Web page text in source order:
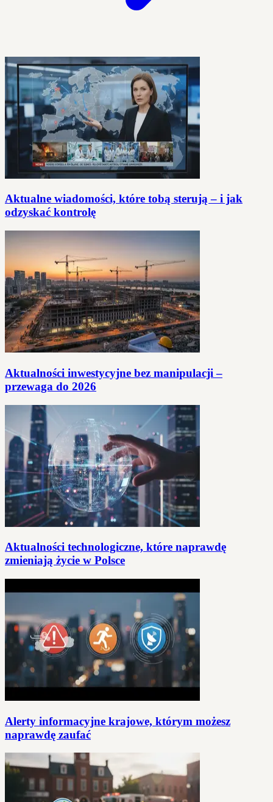
Aktualne wiadomości, które tobą sterują – i jak
odzyskać kontrolę
Aktualności inwestycyjne bez manipulacji –
przewaga do 2026
Aktualności technologiczne, które naprawdę
zmieniają życie w Polsce
Alerty informacyjne krajowe, którym możesz
naprawdę zaufać